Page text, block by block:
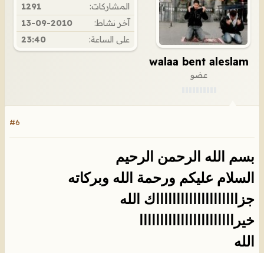
walaa bent aleslam
عضو
المشاركات:
1291
آخر نشاط:
13-09-2010
على الساعة:
23:40
#6
بسم الله الرحمن الرحيم
السلام عليكم ورحمة الله وبركاته
جزااااااااااااااااااااك الله
خيرااااااااااااااااااااااا
الله